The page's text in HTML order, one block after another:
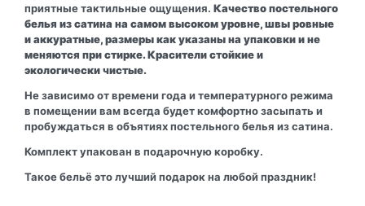
приятные тактильные ощущения. Качество постельного
белья из сатина на самом высоком уровне, швы ровные
и аккуратные, размеры как указаны на упаковки и не
меняются при стирке. Красители стойкие и
экологически чистые.
Не зависимо от времени года и температурного режима
в помещении вам всегда будет комфортно засыпать и
пробуждаться в объятиях постельного белья из сатина.
Комплект упакован в подарочную коробку.
Такое бельё это лучший подарок на любой праздник!